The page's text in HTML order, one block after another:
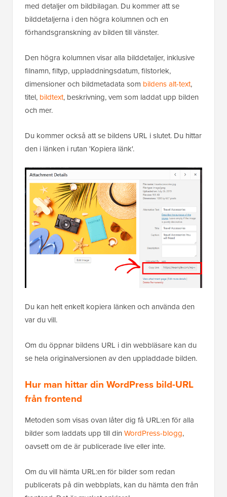
med detaljer om bildbilagan. Du kommer att se
bilddetaljerna i den högra kolumnen och en
förhandsgranskning av bilden till vänster.
Den högra kolumnen visar alla bilddetaljer, inklusive
filnamn, filtyp, uppladdningsdatum, filstorlek,
dimensioner och bildmetadata som bildens alt-text,
titel, bildtext, beskrivning, vem som laddat upp bilden
och mer.
Du kommer också att se bildens URL i slutet. Du hittar
den i länken i rutan 'Kopiera länk'.
Du kan helt enkelt kopiera länken och använda den
var du vill.
Om du öppnar bildens URL i din webbläsare kan du
se hela originalversionen av den uppladdade bilden.
Hur man hittar din WordPress bild-URL
från frontend
Metoden som visas ovan låter dig få URL:en för alla
bilder som laddats upp till din WordPress-blogg,
oavsett om de är publicerade live eller inte.
Om du vill hämta URL:en för bilder som redan
publicerats på din webbplats, kan du hämta den från